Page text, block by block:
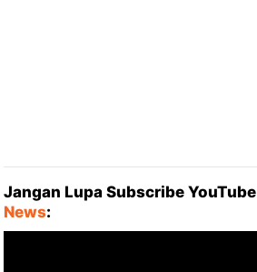
Jangan Lupa Subscribe YouTube
News: